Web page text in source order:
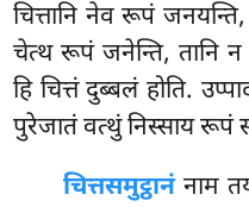
चित्तानि नेव रूपं
चेत्थ रूपं जनेन्ति, तानि
हि चित्तं दुब्बलं होति.
पुरेजातं वत्थुं निस्साय रूपं
चित्तसमुट्ठानंनाम